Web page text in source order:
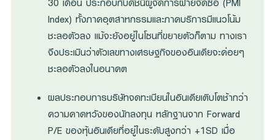
30 เดือน ประกอบกับดัชนีผู้จัดการฝ่ายจัดซื้อ (PMI
Index) ทั้งภาคอุตสาหกรรมและภาคบริการมีแนวโน้ม
ชะลอตัวลง แม้จะยังอยู่ในโซนที่ขยายตัวก็ตาม ทางเรา
จึงประเมินว่าตัวเลขทางเศรษฐกิจของอินเดียจะค่อยๆ
ชะลอตัวลงในอนาคต
ผลประกอบการบริษัทจดทะเบียนในอินเดียเติบโตช้ากว่า
ความคาดหวังของนักลงทุน หลักฐานจาก Forward
P/E ของหุ้นอินเดียที่อยู่ในระดับสูงกว่า +1SD เมื่อ